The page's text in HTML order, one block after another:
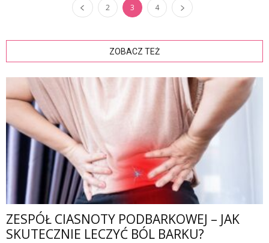
2 3 4
ZOBACZ TEŻ
ZESPÓŁ CIASNOTY PODBARKOWEJ – JAK
SKUTECZNIE LECZYĆ BÓL BARKU?